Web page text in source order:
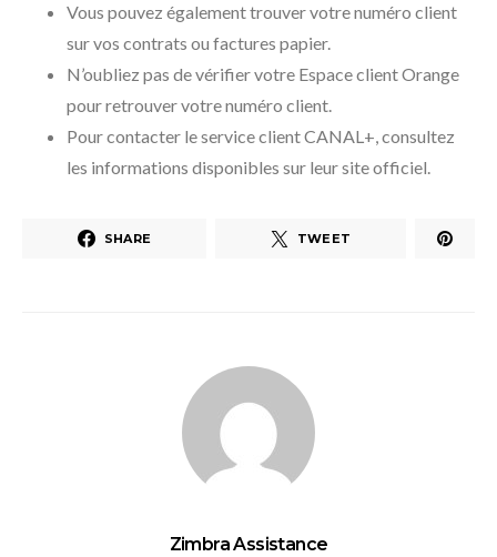
Vous pouvez également trouver votre numéro client
sur vos contrats ou factures papier.
N’oubliez pas de vérifier votre Espace client Orange
pour retrouver votre numéro client.
Pour contacter le service client CANAL+, consultez
les informations disponibles sur leur site officiel.
SHARE TWEET
Zimbra Assistance